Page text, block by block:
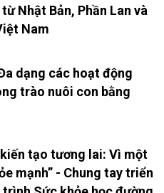
Nhật Bản, Phần Lan và
Nam
dạng các hoạt động
trào nuôi con bằng
tạo tương lai: Vì một
mạnh” - Chung tay triển